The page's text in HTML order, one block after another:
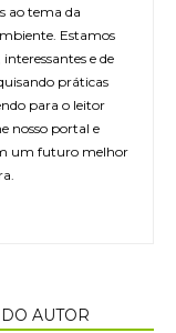
ao tema da
Estamos
e de
práticas
para o leitor
nosso portal e
um futuro melhor
AUTOR